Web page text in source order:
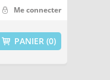
Me connecter
PANIER (0)